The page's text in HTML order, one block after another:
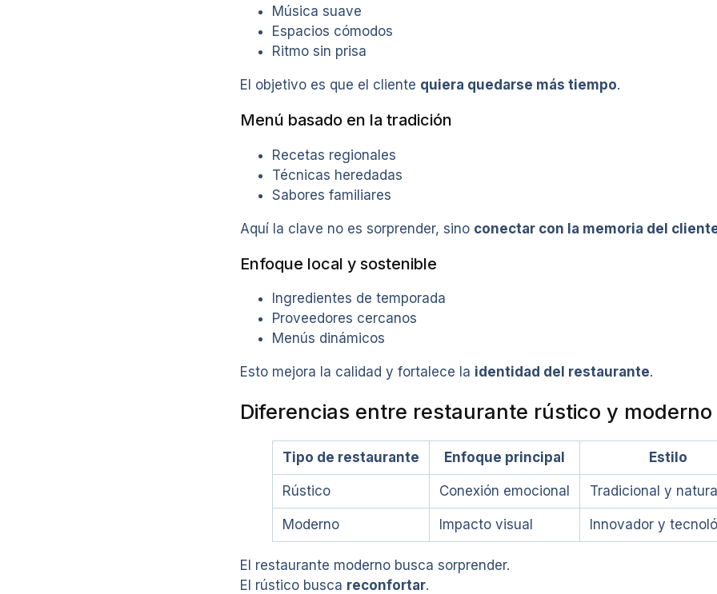
Música suave
Espacios cómodos
Ritmo sin prisa
El objetivo es que el cliente quiera quedarse más tiempo.
Menú basado en la tradición
Recetas regionales
Técnicas heredadas
Sabores familiares
Aquí la clave no es sorprender, sino conectar con la memoria del
Enfoque local y sostenible
Ingredientes de temporada
Proveedores cercanos
Menús dinámicos
Esto mejora la calidad y fortalece la identidad del restaurante.
Diferencias entre restaurante rústico y moderno
Tipo de restaurante Enfoque principal Estilo
Rústico Conexión emocional Tradicional y
Moderno Impacto visual Innovador y
El restaurante moderno busca sorprender.
El rústico busca reconfortar.